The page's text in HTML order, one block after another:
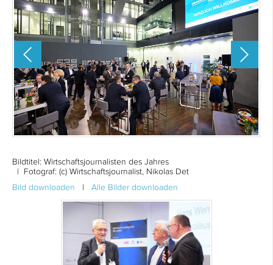
Bildtitel: Wirtschaftsjournalisten des Jahres
| Fotograf: (c) Wirtschaftsjournalist, Nikolas Det
Bild downloaden
| Alle Bilder downloaden